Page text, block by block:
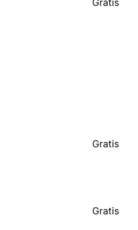
Gratis
Gratis
Gratis